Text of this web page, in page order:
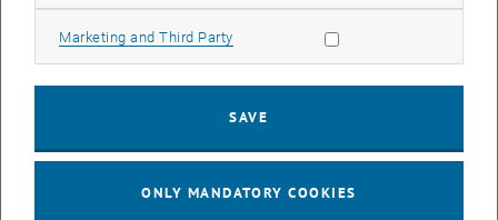
Schritt für Schritt werden didaktische Konzepte in LVA-Entwürfe für
Präsenz- bzw. Distance Learning-Formate eingebaut. Durch plenare
mit einzelnen Teilnehmer_innen werden Herausforderungen als
auch Erkenntnisse besprochen.
Marketing and Third Party Allow marketing cookies
SAVE
ONLY MANDATORY COOKIES